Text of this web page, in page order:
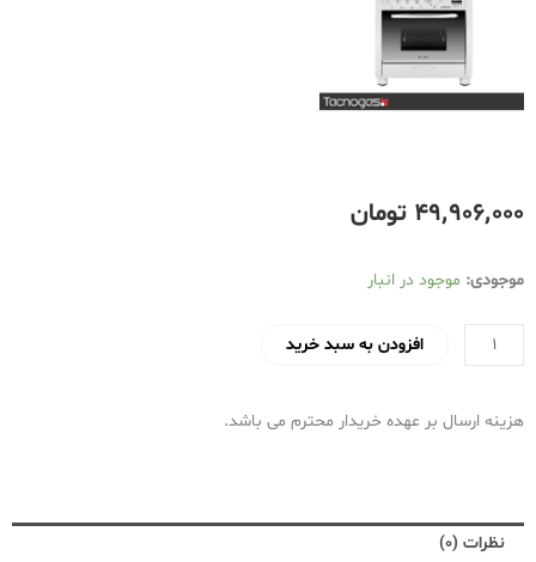
۴۹٬۹۰۶٬۰۰۰ تومان
موجودی: موجود در انبار
اجاق
شعله
تاکنوگاز
لعاب
سفید
افزودن به سبد خرید
هزینه ارسال بر عهده خریدار محترم می باشد.
نظرات (0)